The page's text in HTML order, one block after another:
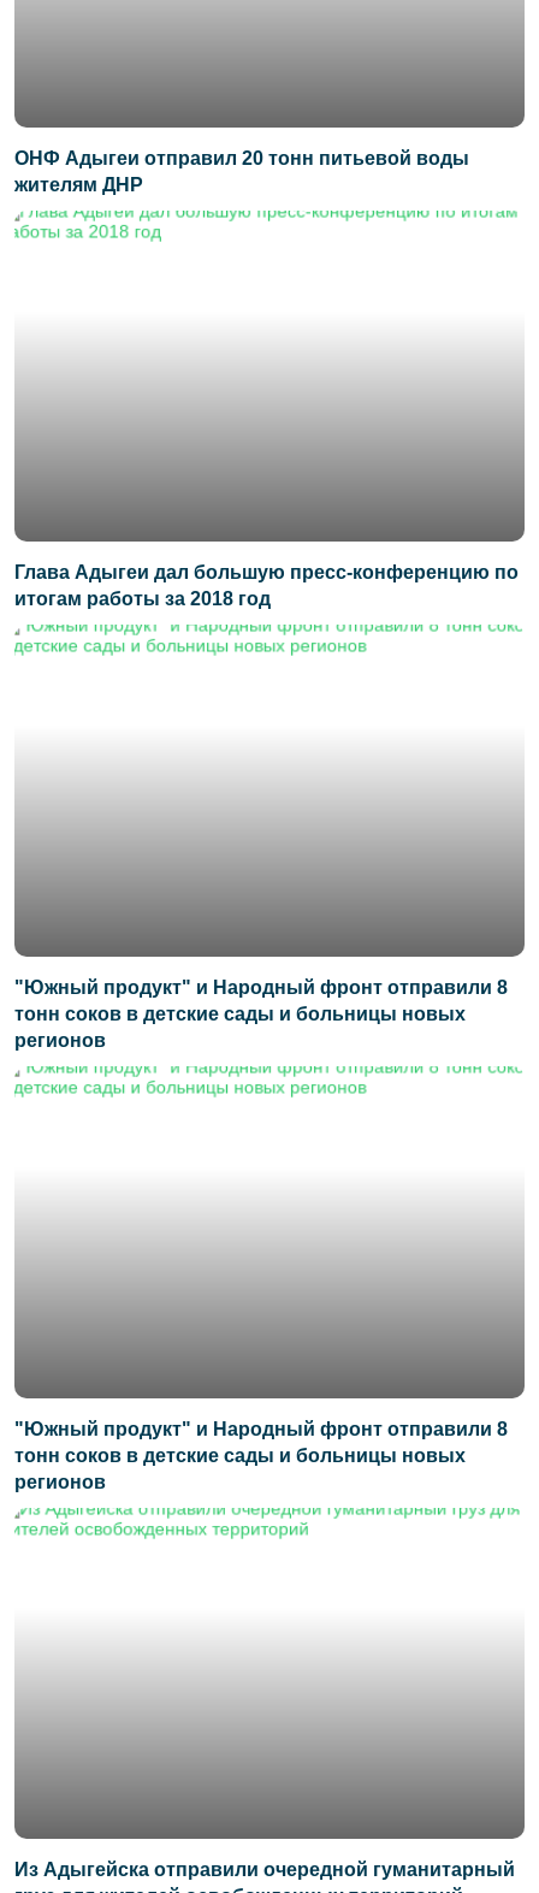
ОНФ Адыгеи отправил 20 тонн питьевой воды
жителям ДНР
Глава Адыгеи дал большую пресс-конференцию по
итогам работы за 2018 год
"Южный продукт" и Народный фронт отправили 8
тонн соков в детские сады и больницы новых
регионов
"Южный продукт" и Народный фронт отправили 8
тонн соков в детские сады и больницы новых
регионов
Из Адыгейска отправили очередной гуманитарный